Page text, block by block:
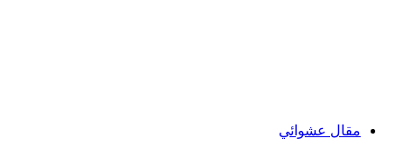
مقال عشوائي